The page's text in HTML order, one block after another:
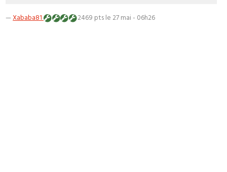
—Xababa81 2469 ptsle 27 mai - 06h26